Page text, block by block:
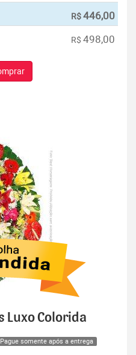
R$446,00
R$ 498,00
Luxo Colorida
Pague somente após a entrega